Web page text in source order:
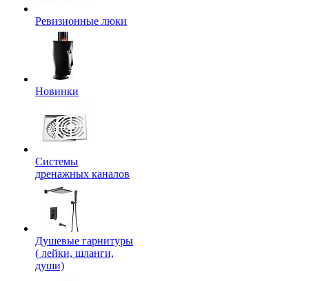
Ревизионные люки
Новинки
Системы
дренажных каналов
Душевые гарнитуры
( лейки, шланги,
души)